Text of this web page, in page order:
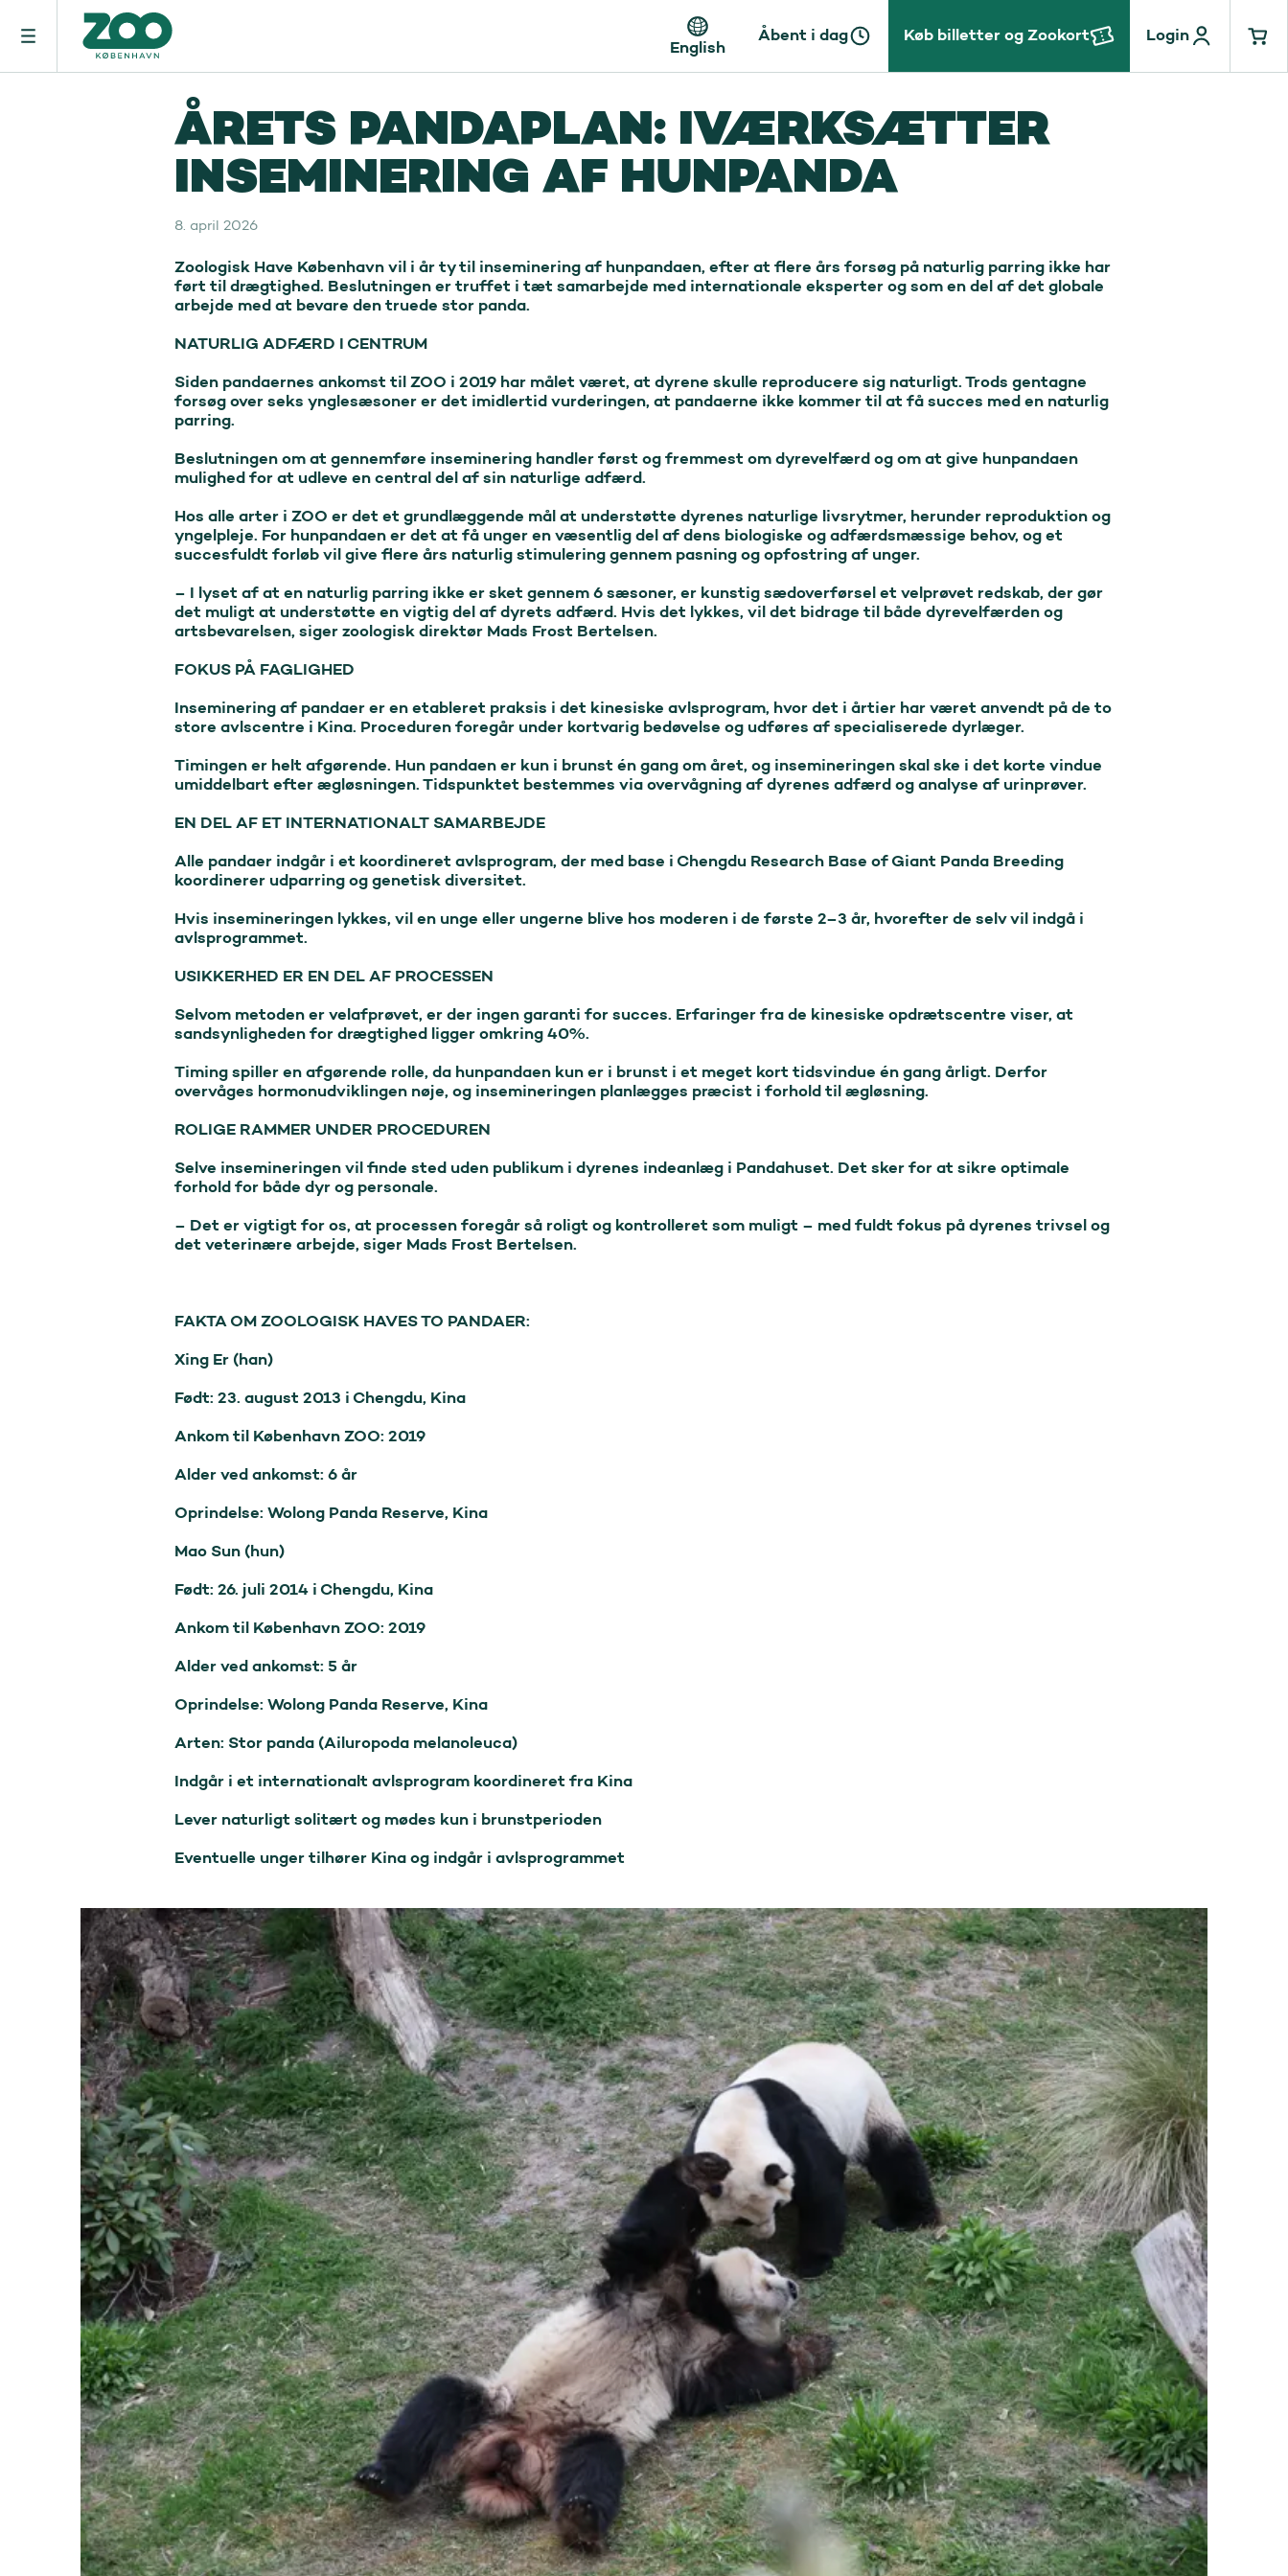
English
Åbent i dag Køb billetter og Zookort Login
ÅRETS PANDAPLAN: IVÆRKSÆTTER
INSEMINERING AF HUNPANDA
8. april 2026
Zoologisk Have København vil i år ty til inseminering af hunpandaen, efter at flere års forsøg på naturlig parring ikke har
ført til drægtighed. Beslutningen er truffet i tæt samarbejde med internationale eksperter og som en del af det globale
arbejde med at bevare den truede stor panda.
NATURLIG ADFÆRD I CENTRUM
Siden pandaernes ankomst til ZOO i 2019 har målet været, at dyrene skulle reproducere sig naturligt. Trods gentagne
forsøg over seks ynglesæsoner er det imidlertid vurderingen, at pandaerne ikke kommer til at få succes med en naturlig
parring.
Beslutningen om at gennemføre inseminering handler først og fremmest om dyrevelfærd og om at give hunpandaen
mulighed for at udleve en central del af sin naturlige adfærd.
Hos alle arter i ZOO er det et grundlæggende mål at understøtte dyrenes naturlige livsrytmer, herunder reproduktion og
yngelpleje. For hunpandaen er det at få unger en væsentlig del af dens biologiske og adfærdsmæssige behov, og et
succesfuldt forløb vil give flere års naturlig stimulering gennem pasning og opfostring af unger.
– I lyset af at en naturlig parring ikke er sket gennem 6 sæsoner, er kunstig sædoverførsel et velprøvet redskab, der gør
det muligt at understøtte en vigtig del af dyrets adfærd. Hvis det lykkes, vil det bidrage til både dyrevelfærden og
artsbevarelsen, siger zoologisk direktør Mads Frost Bertelsen.
FOKUS PÅ FAGLIGHED
Inseminering af pandaer er en etableret praksis i det kinesiske avlsprogram, hvor det i årtier har været anvendt på de to
store avlscentre i Kina. Proceduren foregår under kortvarig bedøvelse og udføres af specialiserede dyrlæger.
Timingen er helt afgørende. Hun pandaen er kun i brunst én gang om året, og insemineringen skal ske i det korte vindue
umiddelbart efter ægløsningen. Tidspunktet bestemmes via overvågning af dyrenes adfærd og analyse af urinprøver.
EN DEL AF ET INTERNATIONALT SAMARBEJDE
Alle pandaer indgår i et koordineret avlsprogram, der med base i Chengdu Research Base of Giant Panda Breeding
koordinerer udparring og genetisk diversitet.
Hvis insemineringen lykkes, vil en unge eller ungerne blive hos moderen i de første 2–3 år, hvorefter de selv vil indgå i
avlsprogrammet.
USIKKERHED ER EN DEL AF PROCESSEN
Selvom metoden er velafprøvet, er der ingen garanti for succes. Erfaringer fra de kinesiske opdrætscentre viser, at
sandsynligheden for drægtighed ligger omkring 40%.
Timing spiller en afgørende rolle, da hunpandaen kun er i brunst i et meget kort tidsvindue én gang årligt. Derfor
overvåges hormonudviklingen nøje, og insemineringen planlægges præcist i forhold til ægløsning.
ROLIGE RAMMER UNDER PROCEDUREN
Selve insemineringen vil finde sted uden publikum i dyrenes indeanlæg i Pandahuset. Det sker for at sikre optimale
forhold for både dyr og personale.
– Det er vigtigt for os, at processen foregår så roligt og kontrolleret som muligt – med fuldt fokus på dyrenes trivsel og
det veterinære arbejde, siger Mads Frost Bertelsen.
FAKTA OM ZOOLOGISK HAVES TO PANDAER:
Xing Er (han)
Født: 23. august 2013 i Chengdu, Kina
Ankom til København ZOO: 2019
Alder ved ankomst: 6 år
Oprindelse: Wolong Panda Reserve, Kina
Mao Sun (hun)
Født: 26. juli 2014 i Chengdu, Kina
Ankom til København ZOO: 2019
Alder ved ankomst: 5 år
Oprindelse: Wolong Panda Reserve, Kina
Arten: Stor panda (Ailuropoda melanoleuca)
Indgår i et internationalt avlsprogram koordineret fra Kina
Lever naturligt solitært og mødes kun i brunstperioden
Eventuelle unger tilhører Kina og indgår i avlsprogrammet